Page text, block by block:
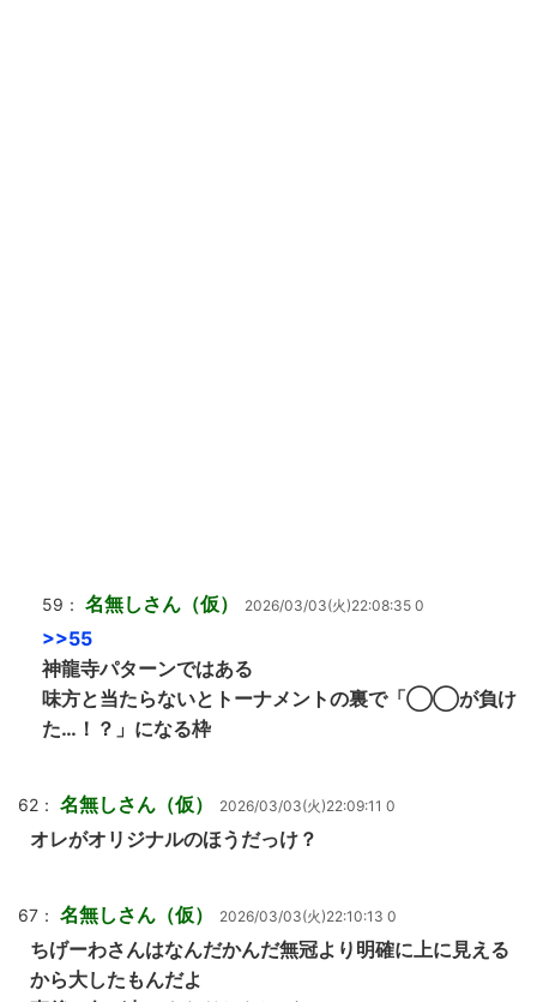
59： 名無しさん（仮） 2026/03/03(火)22:08:35 0
>>55
神龍寺パターンではある
味方と当たらないとトーナメントの裏で「◯◯が負け
た…！？」になる枠
62： 名無しさん（仮） 2026/03/03(火)22:09:11 0
オレがオリジナルのほうだっけ？
67： 名無しさん（仮） 2026/03/03(火)22:10:13 0
ちげーわさんはなんだかんだ無冠より明確に上に見える
から大したもんだよ